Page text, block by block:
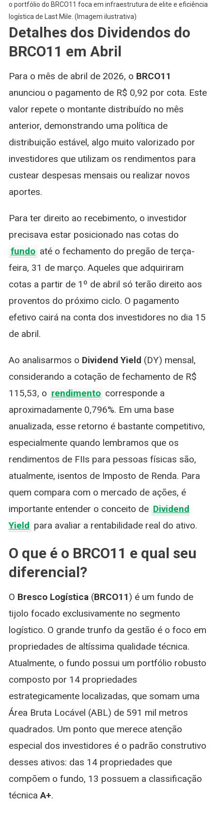
o portfólio do BRCO11 foca em infraestrutura de elite e eficiência
logística de Last Mile. (Imagem ilustrativa)
Detalhes dos Dividendos do
BRCO11 em Abril
Para o mês de abril de 2026, o BRCO11
anunciou o pagamento de R$ 0,92 por cota. Este
valor repete o montante distribuído no mês
anterior, demonstrando uma política de
distribuição estável, algo muito valorizado por
investidores que utilizam os rendimentos para
custear despesas mensais ou realizar novos
aportes.
Para ter direito ao recebimento, o investidor
precisava estar posicionado nas cotas do
fundo até o fechamento do pregão de terça-
feira, 31 de março. Aqueles que adquiriram
cotas a partir de 1º de abril só terão direito aos
proventos do próximo ciclo. O pagamento
efetivo cairá na conta dos investidores no dia 15
de abril.
Ao analisarmos o Dividend Yield (DY) mensal,
considerando a cotação de fechamento de R$
115,53, o rendimento corresponde a
aproximadamente 0,796%. Em uma base
anualizada, esse retorno é bastante competitivo,
especialmente quando lembramos que os
rendimentos de FIIs para pessoas físicas são,
atualmente, isentos de Imposto de Renda. Para
quem compara com o mercado de ações, é
importante entender o conceito de Dividend
Yield para avaliar a rentabilidade real do ativo.
O que é o BRCO11 e qual seu
diferencial?
O Bresco Logística(BRCO11) é um fundo de
tijolo focado exclusivamente no segmento
logístico. O grande trunfo da gestão é o foco em
propriedades de altíssima qualidade técnica.
Atualmente, o fundo possui um portfólio robusto
composto por 14 propriedades
estrategicamente localizadas, que somam uma
Área Bruta Locável (ABL) de 591 mil metros
quadrados. Um ponto que merece atenção
especial dos investidores é o padrão construtivo
desses ativos: das 14 propriedades que
compõem o fundo, 13 possuem a classificação
técnicaA+.